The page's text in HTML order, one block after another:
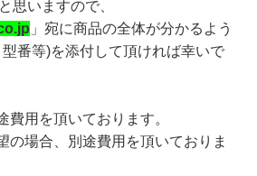
思いますので、
」宛に商品の全体が分かるよう
番等)を添付して頂ければ幸いで
用を頂いております。
の場合、別途費用を頂いておりま